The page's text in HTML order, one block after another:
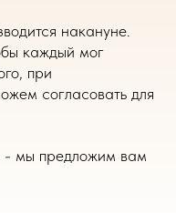
накануне.
каждый мог
при
согласовать для
- мы предложим вам